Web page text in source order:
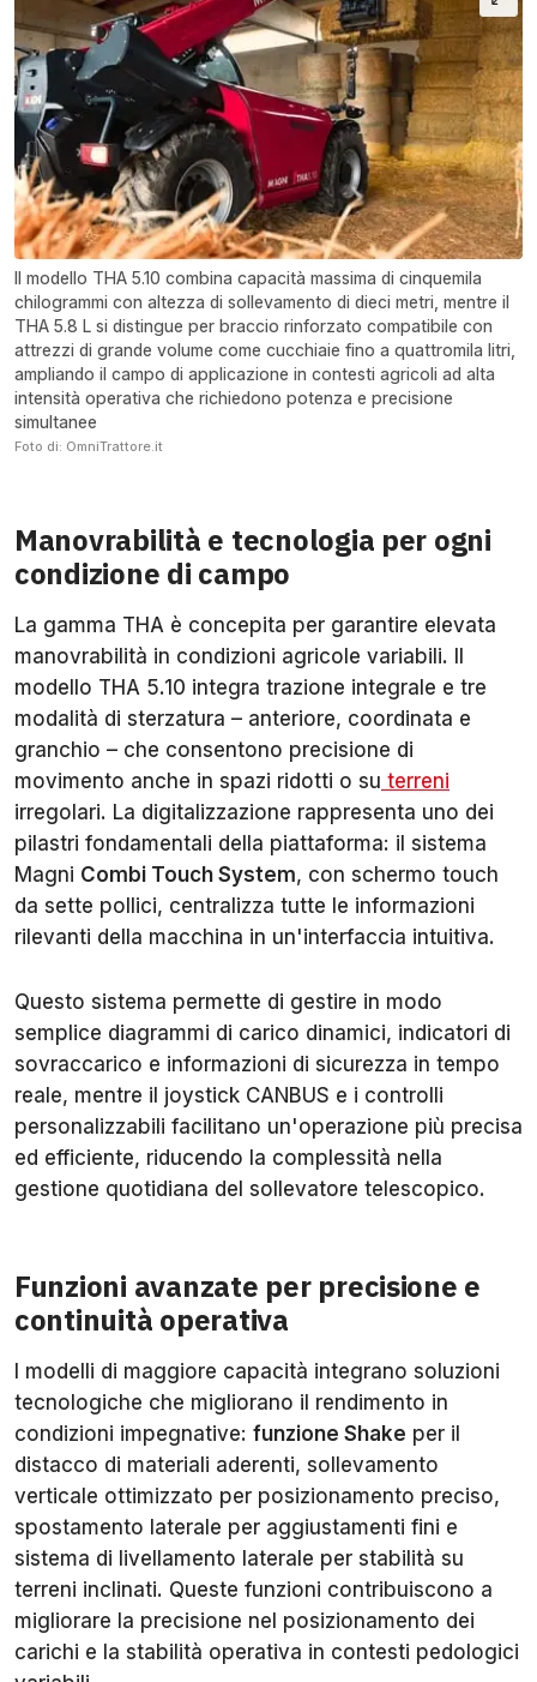
Il modello THA 5.10 combina capacità massima di cinquemila
chilogrammi con altezza di sollevamento di dieci metri, mentre il
THA 5.8 L si distingue per braccio rinforzato compatibile con
attrezzi di grande volume come cucchiaie fino a quattromila litri,
ampliando il campo di applicazione in contesti agricoli ad alta
intensità operativa che richiedono potenza e precisione
simultanee
Foto di: OmniTrattore.it
Manovrabilità e tecnologia per ogni
condizione di campo
La gamma THA è concepita per garantire elevata
manovrabilità in condizioni agricole variabili. Il
modello THA 5.10 integra trazione integrale e tre
modalità di sterzatura – anteriore, coordinata e
granchio – che consentono precisione di
movimento anche in spazi ridotti o su terreni
irregolari. La digitalizzazione rappresenta uno dei
pilastri fondamentali della piattaforma: il sistema
Magni Combi Touch System, con schermo touch
da sette pollici, centralizza tutte le informazioni
rilevanti della macchina in un'interfaccia intuitiva.
Questo sistema permette di gestire in modo
semplice diagrammi di carico dinamici, indicatori di
sovraccarico e informazioni di sicurezza in tempo
reale, mentre il joystick CANBUS e i controlli
personalizzabili facilitano un'operazione più precisa
ed efficiente, riducendo la complessità nella
gestione quotidiana del sollevatore telescopico.
Funzioni avanzate per precisione e
continuità operativa
I modelli di maggiore capacità integrano soluzioni
tecnologiche che migliorano il rendimento in
condizioni impegnative: funzione Shake per il
distacco di materiali aderenti, sollevamento
verticale ottimizzato per posizionamento preciso,
spostamento laterale per aggiustamenti fini e
sistema di livellamento laterale per stabilità su
terreni inclinati. Queste funzioni contribuiscono a
migliorare la precisione nel posizionamento dei
carichi e la stabilità operativa in contesti pedologici